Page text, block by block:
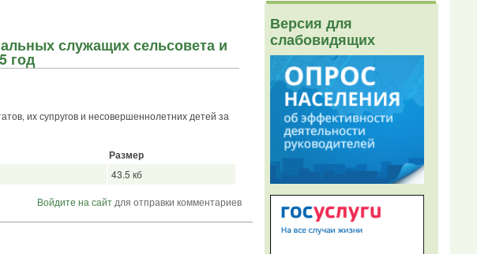
служащих сельсовета и
год
их супругов и несовершеннолетних детей за
Размер
43.5 кб
Войдите на сайтдля отправки комментариев
Версия для
слабовидящих